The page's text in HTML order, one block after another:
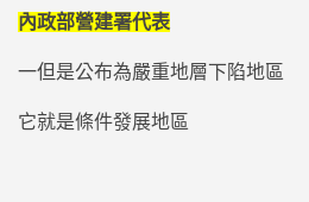
內政部營建署代表
一但是公布為嚴重地層下陷地區
它就是條件發展地區